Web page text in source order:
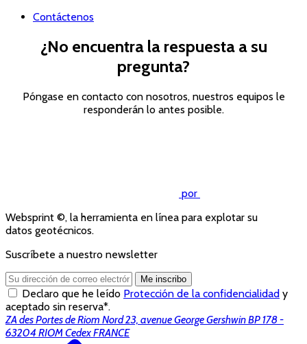
Contáctenos
¿No encuentra la respuesta a su
pregunta?
Póngase en contacto con nosotros, nuestros equipos le
responderán lo antes posible.
por
Websprint ©, la herramienta en línea para explotar su
datos geotécnicos.
Suscríbete a nuestro newsletter
Me inscribo
Declaro que he leído Protección de la confidencialidad y
aceptado sin reserva*.
ZA des Portes de Riom Nord 23, avenue George Gershwin BP 178 -
63204 RIOM Cedex FRANCE